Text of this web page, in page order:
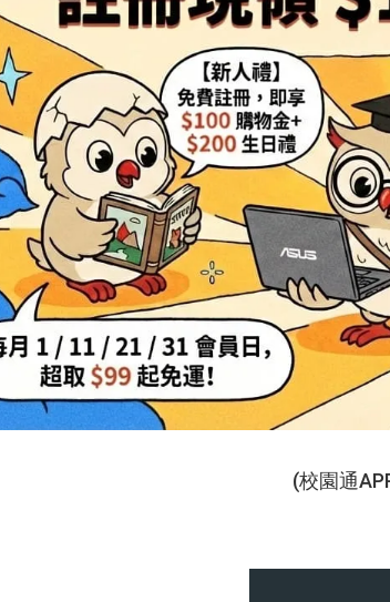
(校園通